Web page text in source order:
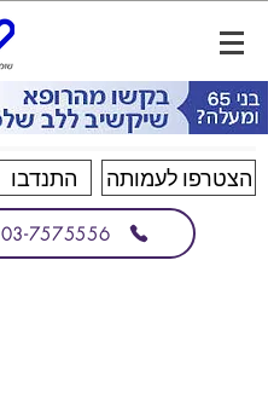
התנדבו הצטרפו לעמותה
03-7575556